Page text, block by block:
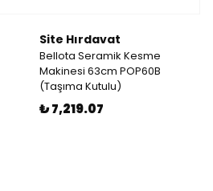
Site Hırdavat
Bellota Seramik Kesme
Makinesi 63cm POP60B
(Taşıma Kutulu)
₺ 7,219.07